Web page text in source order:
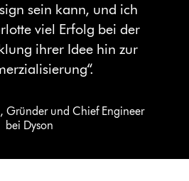
sein kann, und ich
viel Erfolg bei der
ihrer Idee hin zur
Gründer und Chief Engineer
bei Dyson